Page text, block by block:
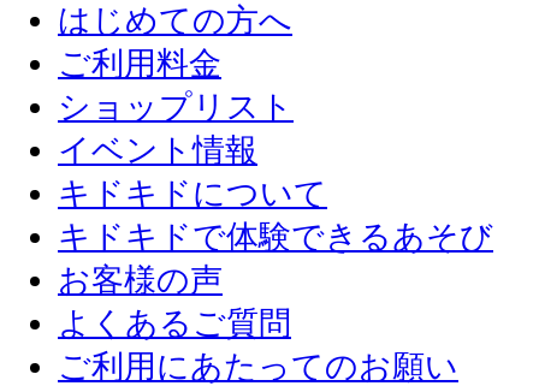
はじめての方へ
ご利用料金
ショップリスト
イベント情報
キドキドについて
キドキドで体験できるあそび
お客様の声
よくあるご質問
ご利用にあたってのお願い